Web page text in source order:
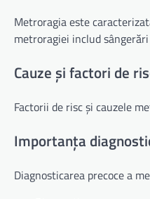
Metroragia este
metroragiei includ
Cauze și factori de
Factorii de risc și cauzele
Importanța
Diagnosticarea precoce a